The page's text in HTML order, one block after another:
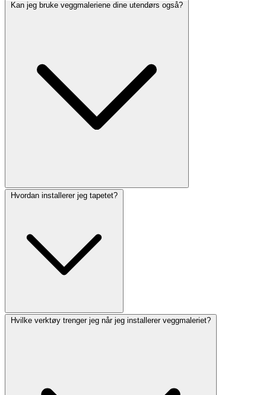
Kan jeg bruke veggmaleriene dine utendørs også?
Hvordan installerer jeg tapetet?
Hvilke verktøy trenger jeg når jeg installerer veggmaleriet?